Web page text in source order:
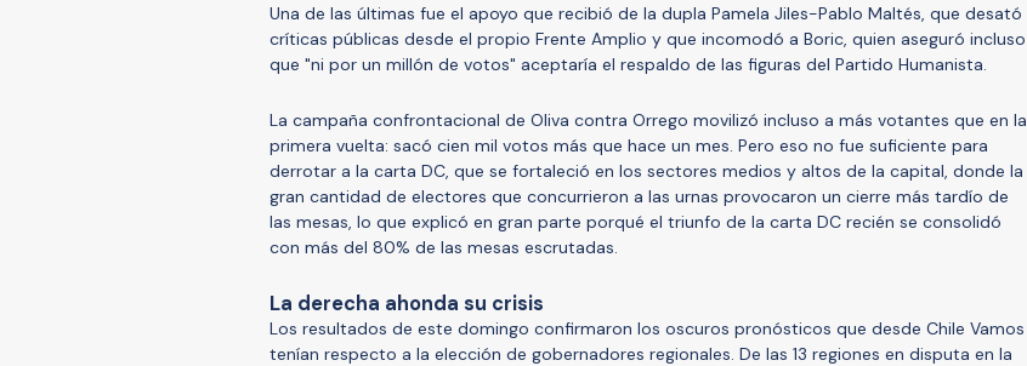
Una de las últimas fue el apoyo que recibió de la dupla Pamela Jiles-Pablo Maltés, que desató
críticas públicas desde el propio Frente Amplio y que incomodó a Boric, quien aseguró incluso
que "ni por un millón de votos" aceptaría el respaldo de las figuras del Partido Humanista.
La campaña confrontacional de Oliva contra Orrego movilizó incluso a más votantes que en la
primera vuelta: sacó cien mil votos más que hace un mes. Pero eso no fue suficiente para
derrotar a la carta DC, que se fortaleció en los sectores medios y altos de la capital, donde la
gran cantidad de electores que concurrieron a las urnas provocaron un cierre más tardío de
las mesas, lo que explicó en gran parte porqué el triunfo de la carta DC recién se consolidó
con más del 80% de las mesas escrutadas.
La derecha ahonda su crisis
Los resultados de este domingo confirmaron los oscuros pronósticos que desde Chile Vamos
tenían respecto a la elección de gobernadores regionales. De las 13 regiones en disputa en la